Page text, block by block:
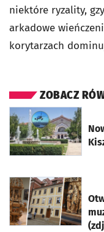
niektóre ryzality,
arkadowe
korytarzach
ZOBACZ
otworzy się w nowej
otworzy się w nowej